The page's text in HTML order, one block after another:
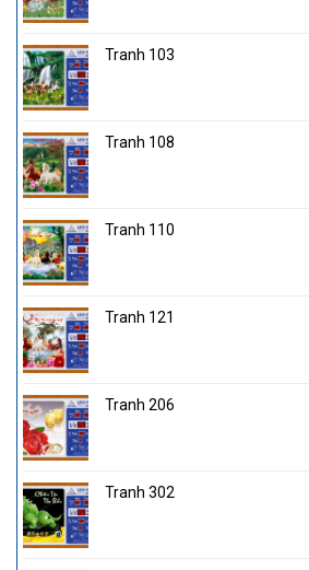
Tranh 103
Tranh 108
Tranh 110
Tranh 121
Tranh 206
Tranh 302